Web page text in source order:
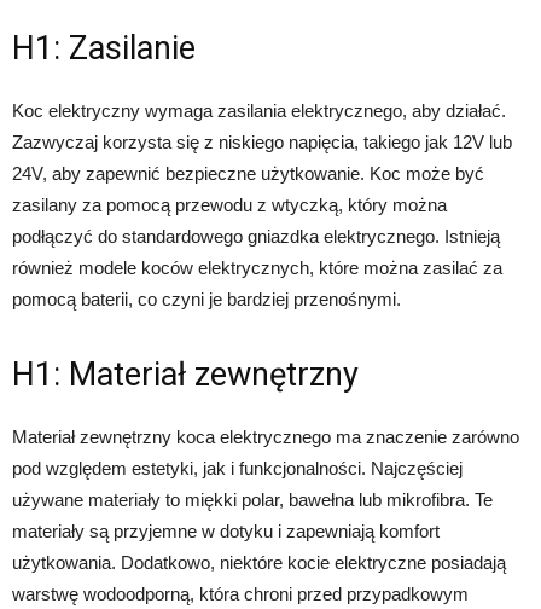
H1: Zasilanie
Koc elektryczny wymaga zasilania elektrycznego, aby działać.
Zazwyczaj korzysta się z niskiego napięcia, takiego jak 12V lub
24V, aby zapewnić bezpieczne użytkowanie. Koc może być
zasilany za pomocą przewodu z wtyczką, który można
podłączyć do standardowego gniazdka elektrycznego. Istnieją
również modele koców elektrycznych, które można zasilać za
pomocą baterii, co czyni je bardziej przenośnymi.
H1: Materiał zewnętrzny
Materiał zewnętrzny koca elektrycznego ma znaczenie zarówno
pod względem estetyki, jak i funkcjonalności. Najczęściej
używane materiały to miękki polar, bawełna lub mikrofibra. Te
materiały są przyjemne w dotyku i zapewniają komfort
użytkowania. Dodatkowo, niektóre kocie elektryczne posiadają
warstwę wodoodporną, która chroni przed przypadkowym